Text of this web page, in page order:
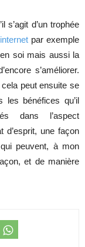
s’agit d’un trophée
par exemple
soi mais aussi la
s’améliorer.
peut ensuite se
les bénéfices qu’il
dans l’aspect
d’esprit, une façon
peuvent, à mon
et de manière